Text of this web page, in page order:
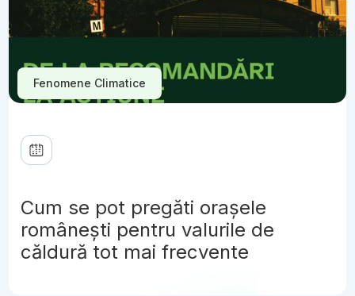
Fenomene Climatice
Cum se pot pregăti orașele
românești pentru valurile de
căldură tot mai frecvente